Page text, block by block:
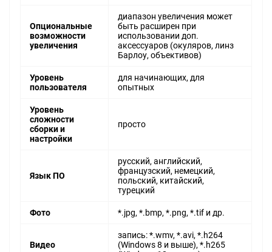
Опциональные
возможности
увеличения
диапазон увеличения может
быть расширен при
использовании доп.
аксессуаров (окуляров, линз
Барлоу, объективов)
Уровень
пользователя
для начинающих, для
опытных
Уровень
сложности
сборки и
настройки
просто
Язык ПО
русский, английский,
французский, немецкий,
польский, китайский,
турецкий
Фото *.jpg, *.bmp, *.png, *.tif и др.
Видео
запись: *.wmv, *.avi, *.h264
(Windows 8 и выше), *.h265